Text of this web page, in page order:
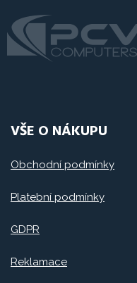
VŠE O NÁKUPU
Obchodní podmínky
Platební podmínky
GDPR
Reklamace